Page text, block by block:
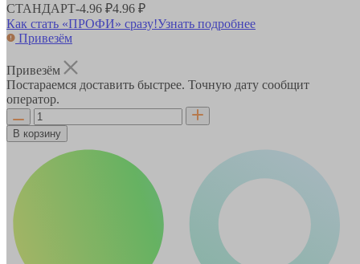
СТАНДАРТ-4.96 ₽4.96 ₽
Как стать «ПРОФИ» сразу!Узнать подробнее
Привезём
Привезём
Постараемся доставить быстрее. Точную дату сообщит
оператор.
В корзину